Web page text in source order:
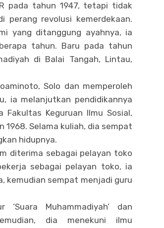
pada tahun 1947, tetapi tidak
perang revolusi kemerdekaan.
yang ditanggung ayahnya, ia
tahun. Baru pada tahun
di Balai Tangah, Lintau,
Solo dan memperoleh
ia melanjutkan pendidikannya
Keguruan Ilmu Sosial,
1968. Selama kuliah, dia sempat
hidupnya.
diterima sebagai pelayan toko
sebagai pelayan toko, ia
kemudian sempat menjadi guru
Muhammadiyah’ dan
dia menekuni ilmu